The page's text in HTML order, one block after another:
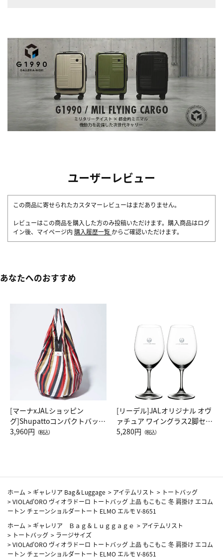
ユーザーレビュー
この商品に寄せられたカスタマーレビューはまだありません。
レビューはこの商品を購入した方のみ投稿いただけます。購入商品はログ
イン後、マイページ内 購入履歴一覧 からご確認いただけます。
あなたへのおすすめ
[マーナxJALショッピン
グ]Shupattoコンパクトバッグ
Drop JAL客室乗務員（LC）ス
3,960円 （税込）
[リーデル]JALオリジナル オヴ
ァチュア ワイングラス2脚セッ
ト（レッドワイン）
5,280円 （税込）
ホーム > ギャレリア Bag＆Luggage > アイテムリスト > トートバッグ
>VIOLAd'ORO ヴィオラドーロ トートバッグ 上品 もこもこ 冬 肩掛け エコム
ートン チェーンショルダートート ELMO エルモ V-8651
ホーム > ギャレリア Ｂａｇ＆Ｌｕｇｇａｇｅ > アイテムリスト
> トートバッグ > ラージサイズ
>VIOLAd'ORO ヴィオラドーロ トートバッグ 上品 もこもこ 冬 肩掛け エコム
ートン チェーンショルダートート ELMO エルモ V-8651